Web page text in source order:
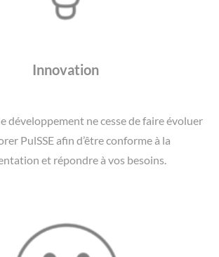
Innovation
développement ne cesse de faire évoluer
PulSSE afin d’être conforme à la
et répondre à vos besoins.